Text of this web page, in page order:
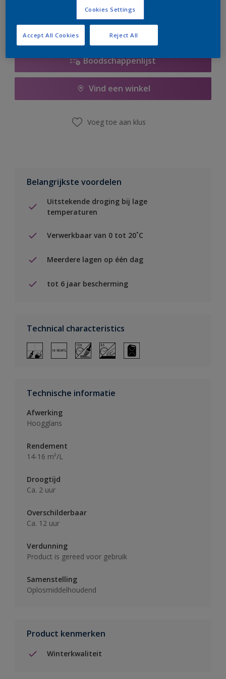
Boodschappenlijst
Vind een winkel
Voeg toe aan klus
Belangrijkste voordelen
Uitstekende droging bij lage
temperaturen
Verwerkbaar van 0 tot 20˚C
Meerdere lagen op één dag
tot 6 jaar bescherming
Technical characteristics
Technische informatie
Afwerking
Hoogglans
Rendement
14-16 m²/L
Droogtijd
Ca. 2 uur
Overschilderbaar
Ca. 12 uur
Verdunning
Product is gereed voor gebruik
Samenstelling
Oplosmiddelhoudend
Product kenmerken
Winterkwaliteit
Cookies Settings
Reject All
Accept All Cookies